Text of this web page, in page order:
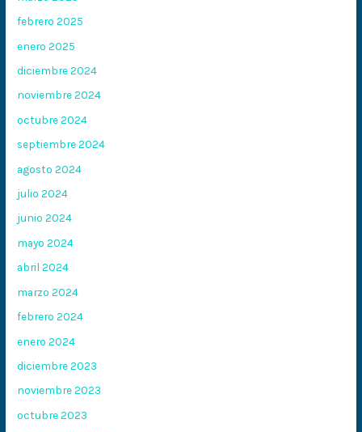
febrero 2025
enero 2025
diciembre 2024
noviembre 2024
octubre 2024
septiembre 2024
agosto 2024
julio 2024
junio 2024
mayo 2024
abril 2024
marzo 2024
febrero 2024
enero 2024
diciembre 2023
noviembre 2023
octubre 2023